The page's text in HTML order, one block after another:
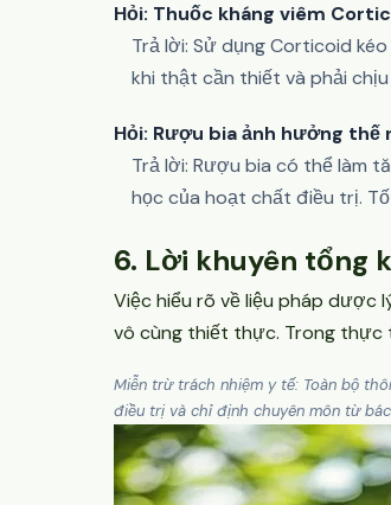
Hỏi: Thuốc kháng viêm
Trả lời: Sử dụng Corticoid
khi thật cần thiết và phải
Hỏi: Rượu bia ảnh hưởng
Trả lời: Rượu bia có thể làm
học của hoạt chất điều trị.
6. Lời khuyên tổng
Việc hiểu rõ về liệu pháp dược
vô cùng thiết thực. Trong thực
Miễn trừ trách nhiệm y tế: Toàn bộ
điều trị và chỉ định chuyên môn từ